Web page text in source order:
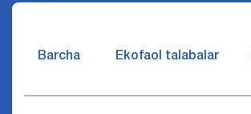
Barcha Ekofaol talabalar